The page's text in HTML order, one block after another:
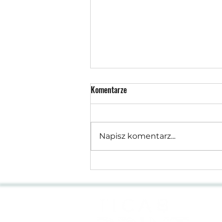
Czy przemysłowa drukarka do
Komentarze
Napisz komentarz...